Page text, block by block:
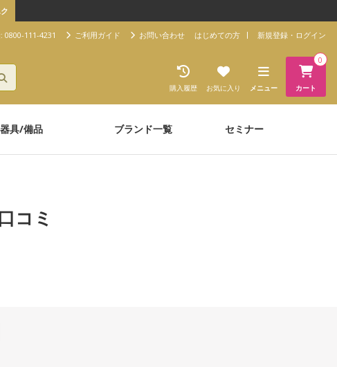
0800-111-4231 ご利用ガイド お問い合わせ はじめての方 新規登録・ログイン
カート
0
メニュー
お気に入り
購入履歴
器具/備品 ブランド一覧 セミナー
コミ